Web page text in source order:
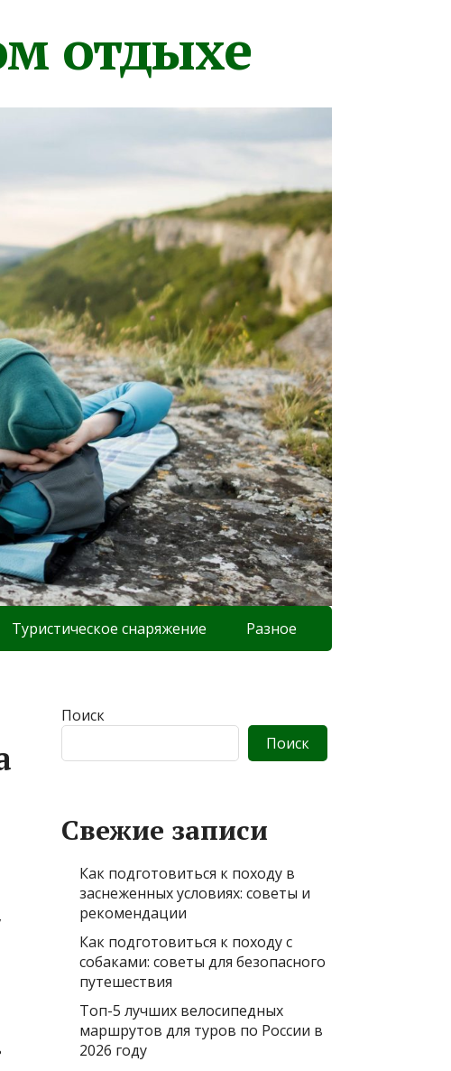
отдыхе
Туристическое снаряжение Разное
Поиск
Поиск
Свежие записи
Как подготовиться к походу в
заснеженных условиях: советы и
рекомендации
Как подготовиться к походу с
собаками: советы для безопасного
путешествия
Топ-5 лучших велосипедных
маршрутов для туров по России в
2026 году